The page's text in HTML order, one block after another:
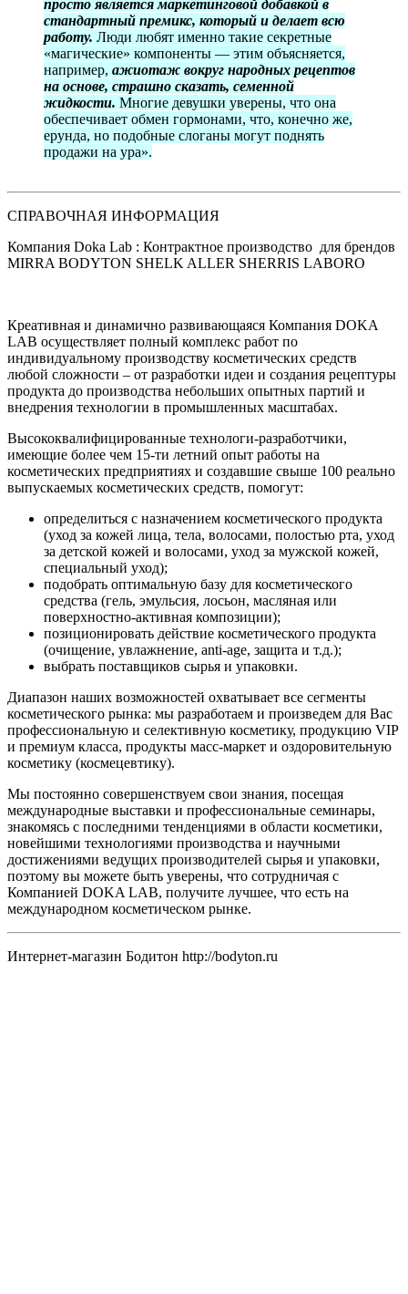
просто является маркетинговой добавкой в
стандартный премикс, который и делает всю
работу. Люди любят именно такие секретные
«магические» компоненты — этим объясняется,
например, ажиотаж вокруг народных рецептов
на основе, страшно сказать, семенной
жидкости. Многие девушки уверены, что она
обеспечивает обмен гормонами, что, конечно же,
ерунда, но подобные слоганы могут поднять
продажи на ура».
СПРАВОЧНАЯ ИНФОРМАЦИЯ
Компания Doka Lab : Контрактное производство для брендов
MIRRA BODYTON SHELK ALLER SHERRIS LABORO
Креативная и динамично развивающаяся Компания DOKA
LAB осуществляет полный комплекс работ по
индивидуальному производству косметических средств
любой сложности – от разработки идеи и создания рецептуры
продукта до производства небольших опытных партий и
внедрения технологии в промышленных масштабах.
Высококвалифицированные технологи-разработчики,
имеющие более чем 15-ти летний опыт работы на
косметических предприятиях и создавшие свыше 100 реально
выпускаемых косметических средств, помогут:
определиться с назначением косметического продукта
(уход за кожей лица, тела, волосами, полостью рта, уход
за детской кожей и волосами, уход за мужской кожей,
специальный уход);
подобрать оптимальную базу для косметического
средства (гель, эмульсия, лосьон, масляная или
поверхностно-активная композиции);
позиционировать действие косметического продукта
(очищение, увлажнение, anti-age, защита и т.д.);
выбрать поставщиков сырья и упаковки.
Диапазон наших возможностей охватывает все сегменты
косметического рынка: мы разработаем и произведем для Вас
профессиональную и селективную косметику, продукцию VIP
и премиум класса, продукты масс-маркет и оздоровительную
косметику (космецевтику).
Мы постоянно совершенствуем свои знания, посещая
международные выставки и профессиональные семинары,
знакомясь с последними тенденциями в области косметики,
новейшими технологиями производства и научными
достижениями ведущих производителей сырья и упаковки,
поэтому вы можете быть уверены, что сотрудничая с
Компанией DOKA LAB, получите лучшее, что есть на
международном косметическом рынке.
Интернет-магазин Бодитон http://bodyton.ru